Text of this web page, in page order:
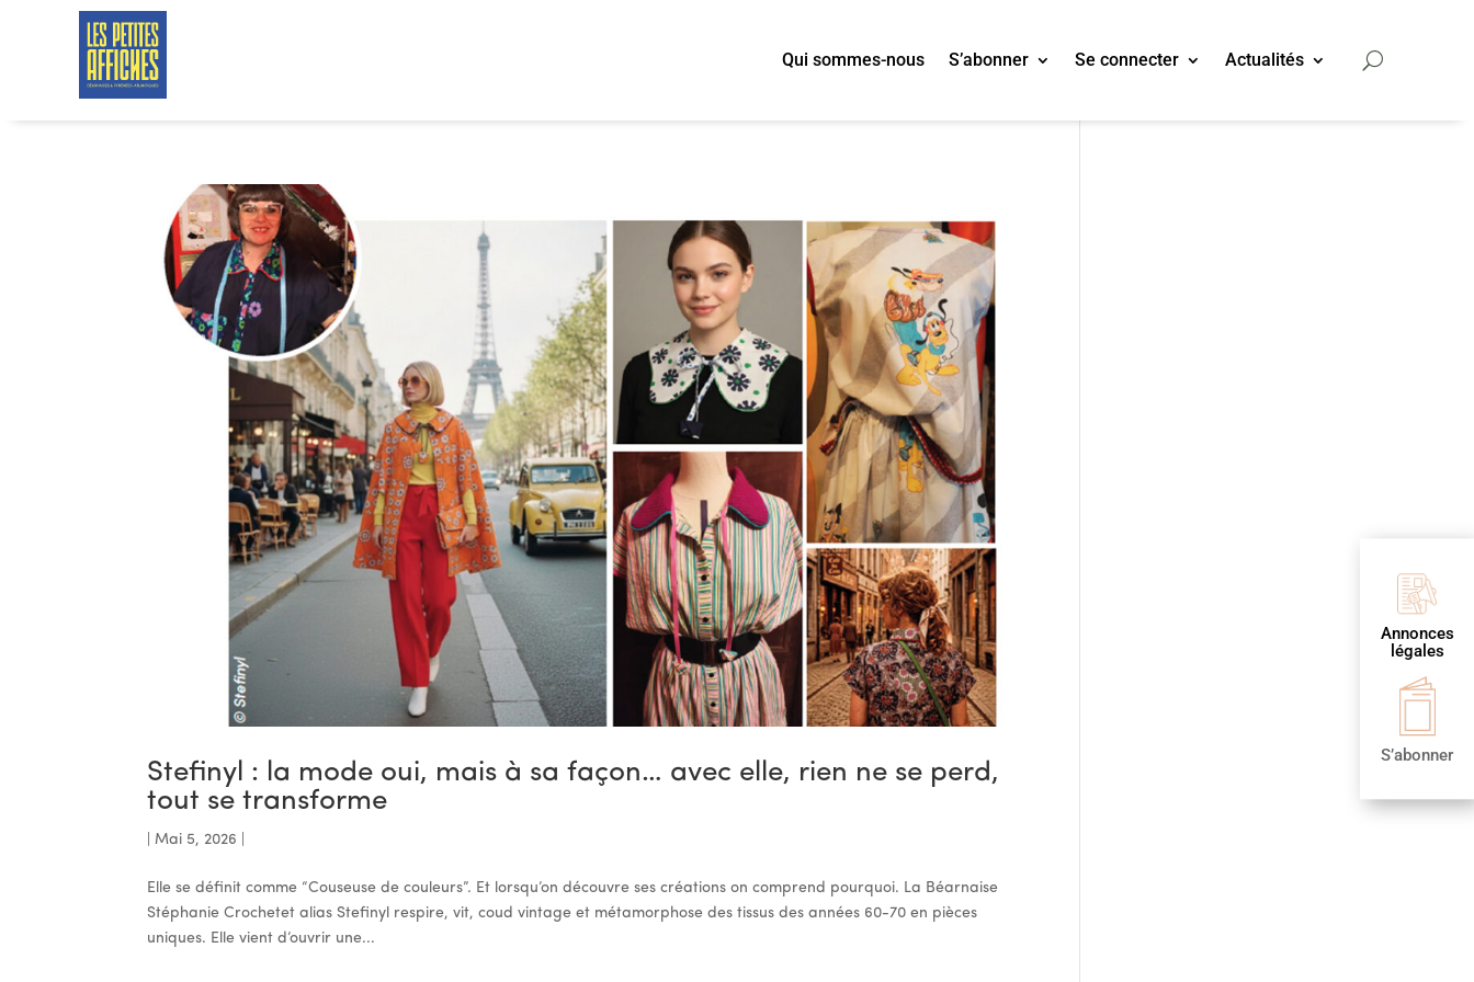
Qui sommes-nous S’abonner Se connecter Actualités
Annonces
légales
S’abonner
Stefinyl : la mode oui, mais à sa façon… avec elle, rien ne se perd,
tout se transforme
|Mai 5, 2026
Elle se définit comme “Couseuse de couleurs”. Et lorsqu’on découvre ses créations on comprend pourquoi. La Béarnaise
Stéphanie Crochetet alias Stefinyl respire, vit, coud vintage et métamorphose des tissus des années 60-70 en pièces
uniques. Elle vient d’ouvrir une...